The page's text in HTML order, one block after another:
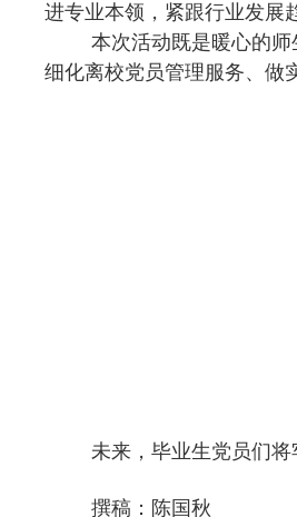
进专业本领，紧跟行业发展
本次活动既是暖心的
细化离校党员管理服务、做
未来，毕业生党员们
撰稿：陈国秋